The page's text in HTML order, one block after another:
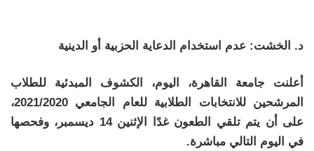
د. الخشت: عدم استخدام الدعاية الحزبية أو الدينية
أعلنت جامعة القاهرة، اليوم، الكشوف المبدئية للطلاب
المرشحين للانتخابات الطلابية للعام الجامعي 2021/2020،
على أن يتم تلقي الطعون غدًا الإثنين 14 ديسمبر، وفحصها
في اليوم التالي مباشرة.